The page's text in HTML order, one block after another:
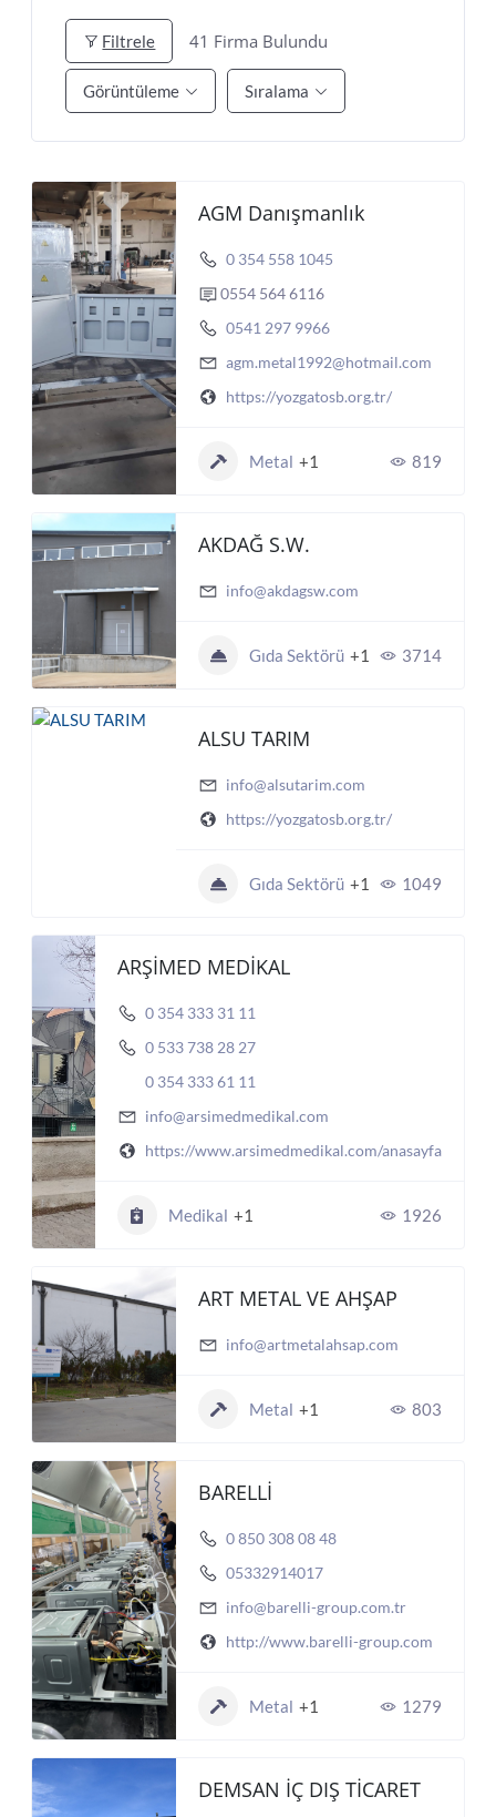
Filtrele 41 Firma Bulundu
Görüntüleme Sıralama
AGM Danışmanlık
0 354 558 1045
0554 564 6116
0541 297 9966
agm.metal1992@hotmail.com
https://yozgatosb.org.tr/
Metal +1 819
AKDAĞ S.W.
info@akdagsw.com
Gıda Sektörü +1 3714
ALSU TARIM
info@alsutarim.com
https://yozgatosb.org.tr/
Gıda Sektörü +1 1049
ARŞİMED MEDİKAL
0 354 333 31 11
0 533 738 28 27
0 354 333 61 11
info@arsimedmedikal.com
https://www.arsimedmedikal.com/anasayfa
Medikal +1 1926
ART METAL VE AHŞAP
info@artmetalahsap.com
Metal +1 803
BARELLİ
0 850 308 08 48
05332914017
info@barelli-group.com.tr
http://www.barelli-group.com
Metal +1 1279
DEMSAN İÇ DIŞ TİCARET